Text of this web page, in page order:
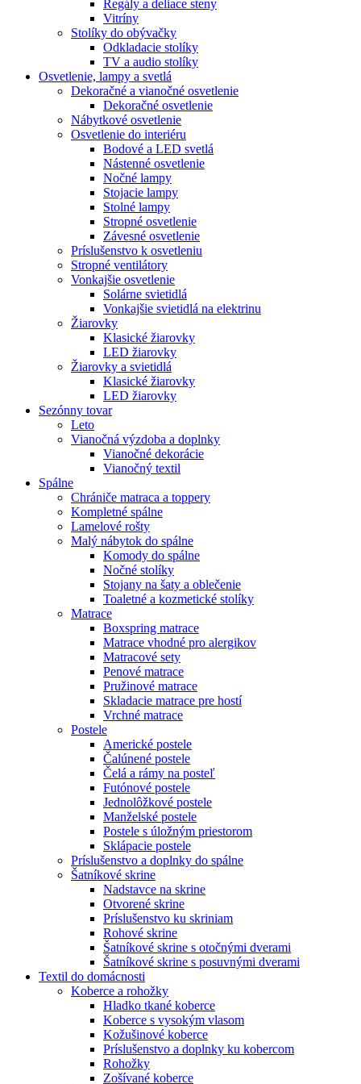
Regály a deliace steny
Vitríny
Stolíky do obývačky
Odkladacie stolíky
TV a audio stolíky
Osvetlenie, lampy a svetlá
Dekoračné a vianočné osvetlenie
Dekoračné osvetlenie
Nábytkové osvetlenie
Osvetlenie do interiéru
Bodové a LED svetlá
Nástenné osvetlenie
Nočné lampy
Stojacie lampy
Stolné lampy
Stropné osvetlenie
Závesné osvetlenie
Príslušenstvo k osvetleniu
Stropné ventilátory
Vonkajšie osvetlenie
Solárne svietidlá
Vonkajšie svietidlá na elektrinu
Žiarovky
Klasické žiarovky
LED žiarovky
Žiarovky a svietidlá
Klasické žiarovky
LED žiarovky
Sezónny tovar
Leto
Vianočná výzdoba a doplnky
Vianočné dekorácie
Vianočný textil
Spálne
Chrániče matraca a toppery
Kompletné spálne
Lamelové rošty
Malý nábytok do spálne
Komody do spálne
Nočné stolíky
Stojany na šaty a oblečenie
Toaletné a kozmetické stolíky
Matrace
Boxspring matrace
Matrace vhodné pro alergikov
Matracové sety
Penové matrace
Pružinové matrace
Skladacie matrace pre hostí
Vrchné matrace
Postele
Americké postele
Čalúnené postele
Čelá a rámy na posteľ
Futónové postele
Jednolôžkové postele
Manželské postele
Postele s úložným priestorom
Sklápacie postele
Príslušenstvo a doplnky do spálne
Šatníkové skrine
Nadstavce na skrine
Otvorené skrine
Príslušenstvo ku skriniam
Rohové skrine
Šatníkové skrine s otočnými dverami
Šatníkové skrine s posuvnými dverami
Textil do domácnosti
Koberce a rohožky
Hladko tkané koberce
Koberce s vysokým vlasom
Kožušinové koberce
Príslušenstvo a doplnky ku kobercom
Rohožky
Zošívané koberce